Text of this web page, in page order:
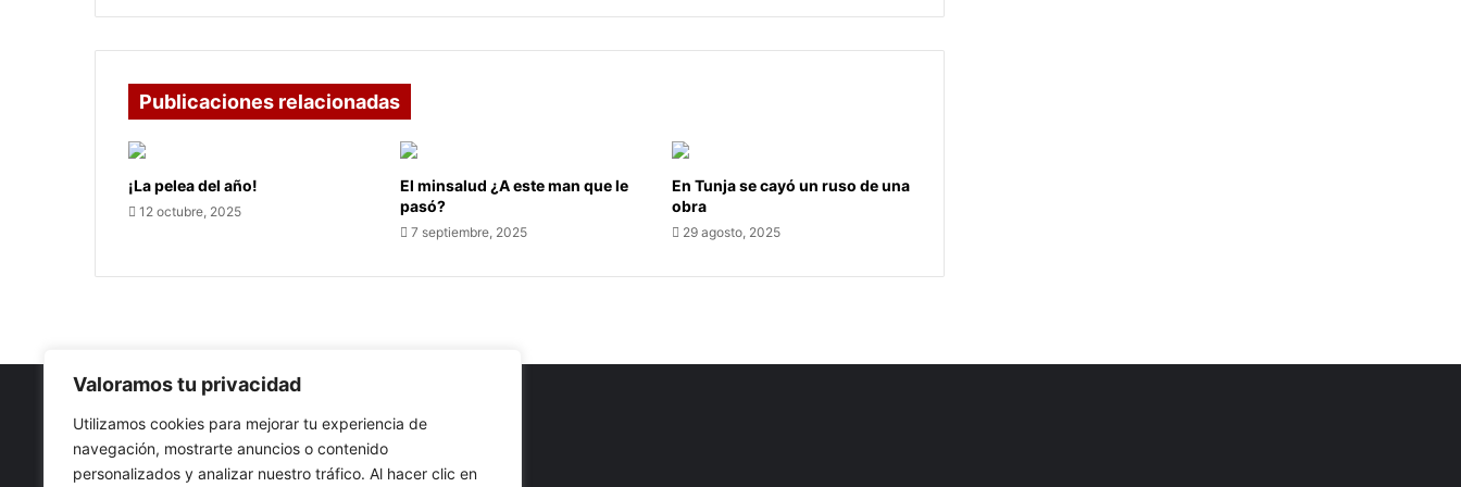
Valoramos tu privacidad
Utilizamos cookies para mejorar tu experiencia de
navegación, mostrarte anuncios o contenido
personalizados y analizar nuestro tráfico. Al hacer clic en
Publicaciones relacionadas
¡La pelea del año!
12 octubre, 2025
El minsalud ¿A este man que le
pasó?
7 septiembre, 2025
En Tunja se cayó un ruso de una
obra
29 agosto, 2025
Nuestro propósito: Compartir opinión, actualidad y noticias
con la mejor calidad y sin censura.